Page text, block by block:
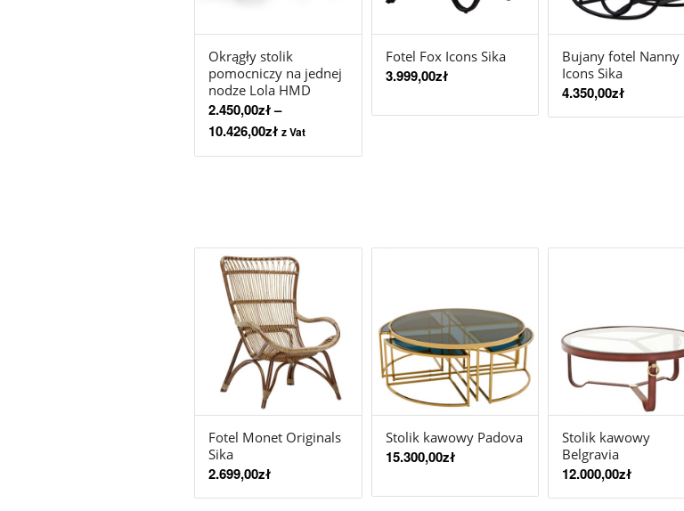
Okrągły stolik
pomocniczy na jednej
nodze Lola HMD
2.450,00zł–
10.426,00zł z Vat
Fotel Fox Icons Sika
3.999,00zł
Bujany fotel Nanny
Icons Sika
4.350,00zł
Fotel Monet Originals
Sika
2.699,00zł
Stolik kawowy Padova
15.300,00zł
Stolik kawowy
Belgravia
12.000,00zł